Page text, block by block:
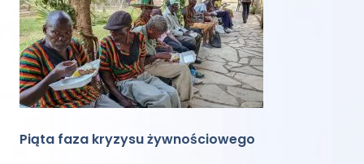
Piąta faza kryzysu żywnościowego